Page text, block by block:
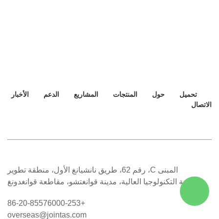
تحميل حول المنتجات المشاريع الدعم
الأخبار
الاتصال
المبنى C، رقم 62، طريق نانشيانغ الأول، منطقة تطوير
صناعة التكنولوجيا العالية، مدينة قوانغتشو، مقاطعة قوانغدونغ
+86-20-85576000-253
overseas@jointas.com